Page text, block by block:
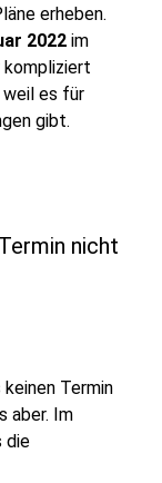
erheben.
2022 im
kompliziert
weil es für
gibt.
nicht
Termin
aber. Im
die